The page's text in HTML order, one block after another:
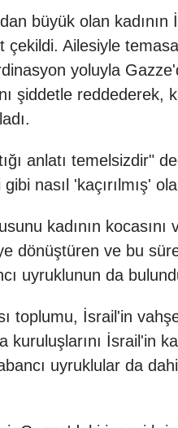
büyük olan
çekildi. Ailesiyle
yoluyla
şiddetle
anlatı temelsizdir"
nasıl 'kaçırılmış'
kadının
dönüştüren ve bu
uyruklunun da
toplumu, İsrail'in
kuruluşlarını İsrail'in
uyruklular da